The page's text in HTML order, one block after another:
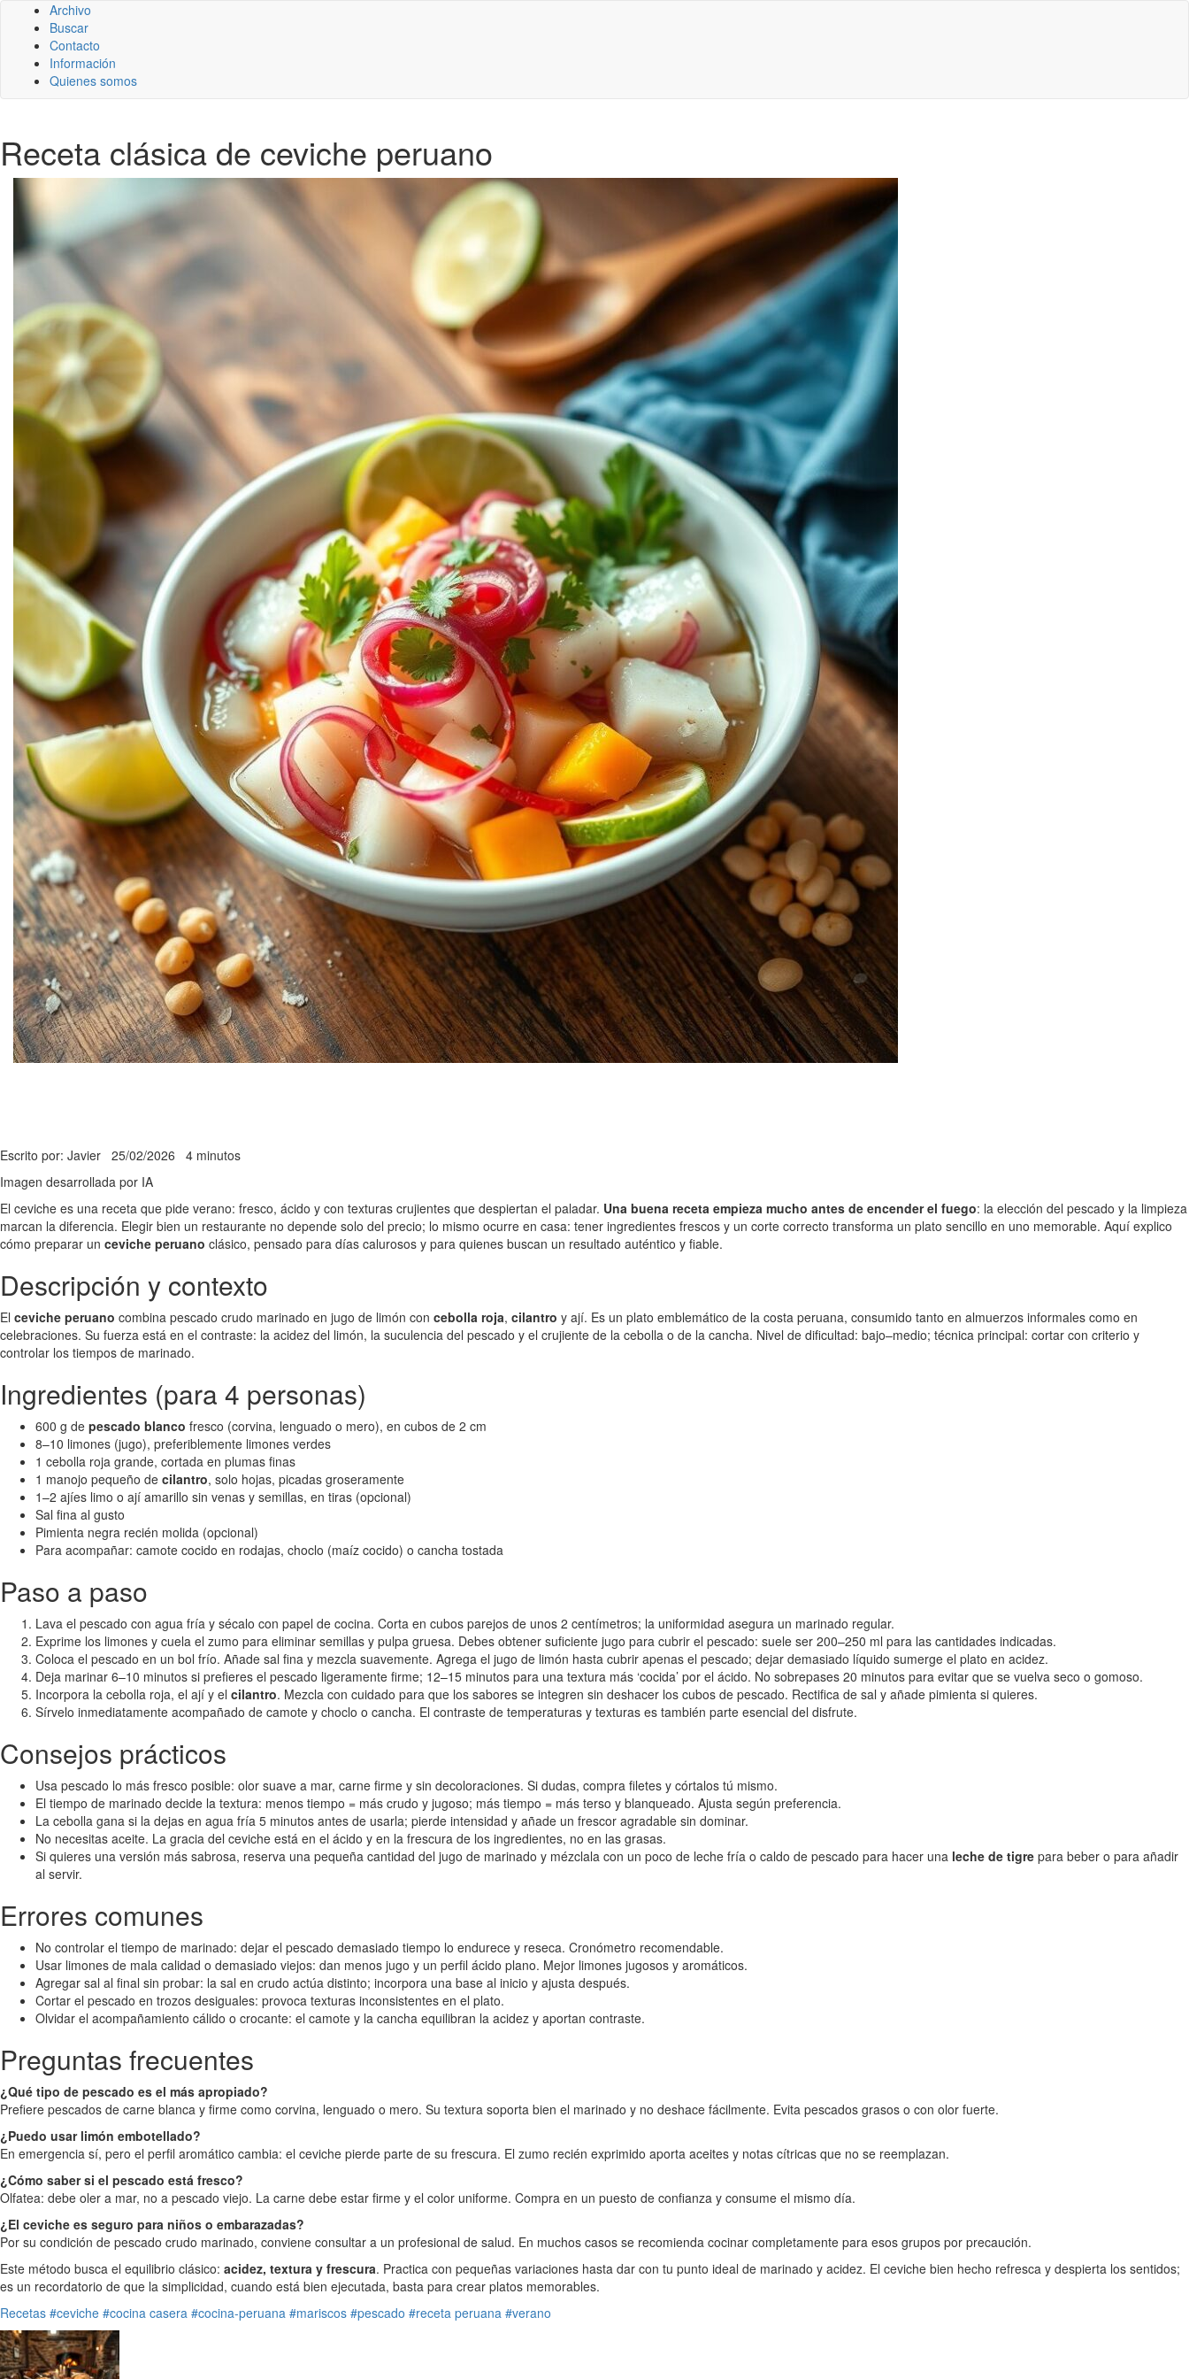
Archivo
Buscar
Contacto
Información
Quienes somos
Receta clásica de ceviche peruano
Escrito por: Javier 25/02/2026 4 minutos
Imagen desarrollada por IA
El ceviche es una receta que pide verano: fresco, ácido y con texturas crujientes que despiertan el paladar. Una buena receta empieza mucho antes de encender el fuego: la elección del pescado y la limpieza
marcan la diferencia. Elegir bien un restaurante no depende solo del precio; lo mismo ocurre en casa: tener ingredientes frescos y un corte correcto transforma un plato sencillo en uno memorable. Aquí explico
cómo preparar un ceviche peruano clásico, pensado para días calurosos y para quienes buscan un resultado auténtico y fiable.
Descripción y contexto
El ceviche peruano combina pescado crudo marinado en jugo de limón con cebolla roja, cilantro y ají. Es un plato emblemático de la costa peruana, consumido tanto en almuerzos informales como en
celebraciones. Su fuerza está en el contraste: la acidez del limón, la suculencia del pescado y el crujiente de la cebolla o de la cancha. Nivel de dificultad: bajo–medio; técnica principal: cortar con criterio y
controlar los tiempos de marinado.
Ingredientes (para 4 personas)
600 g de pescado blanco fresco (corvina, lenguado o mero), en cubos de 2 cm
8–10 limones (jugo), preferiblemente limones verdes
1 cebolla roja grande, cortada en plumas finas
1 manojo pequeño de cilantro, solo hojas, picadas groseramente
1–2 ajíes limo o ají amarillo sin venas y semillas, en tiras (opcional)
Sal fina al gusto
Pimienta negra recién molida (opcional)
Para acompañar: camote cocido en rodajas, choclo (maíz cocido) o cancha tostada
Paso a paso
Lava el pescado con agua fría y sécalo con papel de cocina. Corta en cubos parejos de unos 2 centímetros; la uniformidad asegura un marinado regular.
Exprime los limones y cuela el zumo para eliminar semillas y pulpa gruesa. Debes obtener suficiente jugo para cubrir el pescado: suele ser 200–250 ml para las cantidades indicadas.
Coloca el pescado en un bol frío. Añade sal fina y mezcla suavemente. Agrega el jugo de limón hasta cubrir apenas el pescado; dejar demasiado líquido sumerge el plato en acidez.
Deja marinar 6–10 minutos si prefieres el pescado ligeramente firme; 12–15 minutos para una textura más ‘cocida’ por el ácido. No sobrepases 20 minutos para evitar que se vuelva seco o gomoso.
Incorpora la cebolla roja, el ají y el cilantro. Mezcla con cuidado para que los sabores se integren sin deshacer los cubos de pescado. Rectifica de sal y añade pimienta si quieres.
Sírvelo inmediatamente acompañado de camote y choclo o cancha. El contraste de temperaturas y texturas es también parte esencial del disfrute.
Consejos prácticos
Usa pescado lo más fresco posible: olor suave a mar, carne firme y sin decoloraciones. Si dudas, compra filetes y córtalos tú mismo.
El tiempo de marinado decide la textura: menos tiempo = más crudo y jugoso; más tiempo = más terso y blanqueado. Ajusta según preferencia.
La cebolla gana si la dejas en agua fría 5 minutos antes de usarla; pierde intensidad y añade un frescor agradable sin dominar.
No necesitas aceite. La gracia del ceviche está en el ácido y en la frescura de los ingredientes, no en las grasas.
Si quieres una versión más sabrosa, reserva una pequeña cantidad del jugo de marinado y mézclala con un poco de leche fría o caldo de pescado para hacer una leche de tigre para beber o para añadir
al servir.
Errores comunes
No controlar el tiempo de marinado: dejar el pescado demasiado tiempo lo endurece y reseca. Cronómetro recomendable.
Usar limones de mala calidad o demasiado viejos: dan menos jugo y un perfil ácido plano. Mejor limones jugosos y aromáticos.
Agregar sal al final sin probar: la sal en crudo actúa distinto; incorpora una base al inicio y ajusta después.
Cortar el pescado en trozos desiguales: provoca texturas inconsistentes en el plato.
Olvidar el acompañamiento cálido o crocante: el camote y la cancha equilibran la acidez y aportan contraste.
Preguntas frecuentes
¿Qué tipo de pescado es el más apropiado?
Prefiere pescados de carne blanca y firme como corvina, lenguado o mero. Su textura soporta bien el marinado y no deshace fácilmente. Evita pescados grasos o con olor fuerte.
¿Puedo usar limón embotellado?
En emergencia sí, pero el perfil aromático cambia: el ceviche pierde parte de su frescura. El zumo recién exprimido aporta aceites y notas cítricas que no se reemplazan.
¿Cómo saber si el pescado está fresco?
Olfatea: debe oler a mar, no a pescado viejo. La carne debe estar firme y el color uniforme. Compra en un puesto de confianza y consume el mismo día.
¿El ceviche es seguro para niños o embarazadas?
Por su condición de pescado crudo marinado, conviene consultar a un profesional de salud. En muchos casos se recomienda cocinar completamente para esos grupos por precaución.
Este método busca el equilibrio clásico: acidez, textura y frescura. Practica con pequeñas variaciones hasta dar con tu punto ideal de marinado y acidez. El ceviche bien hecho refresca y despierta los sentidos;
es un recordatorio de que la simplicidad, cuando está bien ejecutada, basta para crear platos memorables.
Recetas #ceviche #cocina casera #cocina-peruana #mariscos #pescado #receta peruana #verano